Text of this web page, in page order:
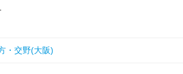
・交野(大阪)